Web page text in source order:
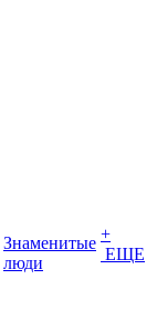
Знаменитые
люди
+
ЕЩЕ